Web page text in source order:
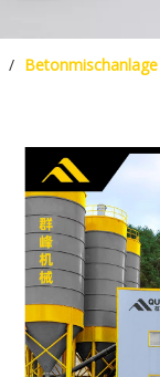
/ Betonmischanlage